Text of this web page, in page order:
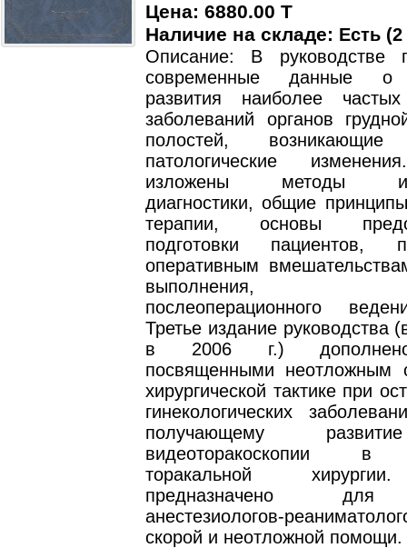
Цена: 6880.00 T
Наличие на складе: Есть
Описание: В руководстве
современные данные о
развития наиболее
заболеваний органов
полостей,
патологические
изложены методы
диагностики, общие
терапии, основы
подготовки пациентов,
оперативным
выполнения,
послеоперационного
Третье издание руководства
в 2006 г.)
посвященными неотложным
хирургической тактике при
гинекологических
получающему
видеоторакоскопии в
торакальной
предназначено для
анестезиологов-
скорой и неотложной помощи.